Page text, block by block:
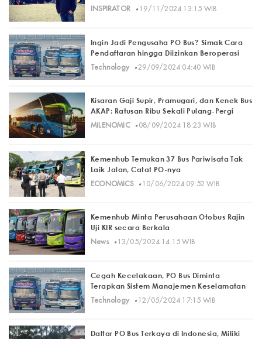
INSPIRATOR
· 19/11/2024 13:15 WIB
Ingin Jadi Pengusaha PO Bus? Simak Cara
Pendaftaran hingga Diizinkan Beroperasi
Technology
· 29/09/2024 04:40 WIB
Kisaran Gaji Supir, Pramugari, dan Kenek Bus
AKAP: Ratusan Ribu Sekali Pulang-Pergi
MILENOMIC· 08/09/2024 18:23 WIB
Kemenhub Temukan 37 Bus Pariwisata Tak
Laik Jalan, Catat PO-nya
ECONOMICS· 10/06/2024 09:52 WIB
Kemenhub Minta Perusahaan Otobus Rajin
Uji KIR secara Berkala
News· 13/05/2024 14:15 WIB
Cegah Kecelakaan, PO Bus Diminta
Terapkan Sistem Manajemen Keselamatan
Technology
· 12/05/2024 17:15 WIB
Daftar PO Bus Terkaya di Indonesia, Miliki